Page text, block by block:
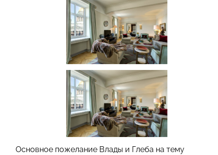
Основное пожелание Влады и Глеба на тему